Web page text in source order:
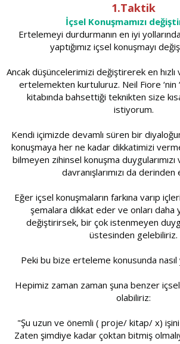
1.Taktik
İçsel Konuşmamızı
Ertelemeyi durdurmanın en iyi
yaptığımız içsel konuşmayı
Ancak düşüncelerimizi değiştirerek en
ertelemekten kurtuluruz. Neil Fiore ‘nin
kitabında bahsettiği teknikten size
istiyorum.
Kendi içimizde devamlı süren bir
konuşmaya her ne kadar dikkatimizi
bilmeyen zihinsel konuşma
davranışlarımızı da derinden
Eğer içsel konuşmaların farkına varıp
şemalara dikkat eder ve onları daha
değiştirirsek, bir çok istenmeyen
üstesinden gelebiliriz.
Peki bu bize erteleme konusunda nasıl
Hepimiz zaman zaman şuna benzer
olabiliriz:
"Şu uzun ve önemli ( proje/ kitap/ x)
Zaten şimdiye kadar çoktan bitmiş